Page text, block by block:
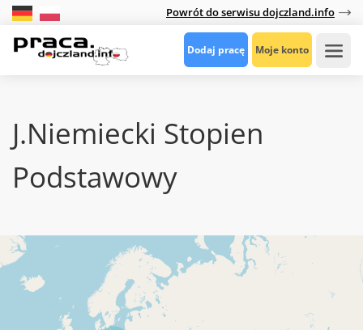
Powrót do serwisu dojczland.info
Dodaj pracę Moje konto
J.Niemiecki Stopien
Podstawowy